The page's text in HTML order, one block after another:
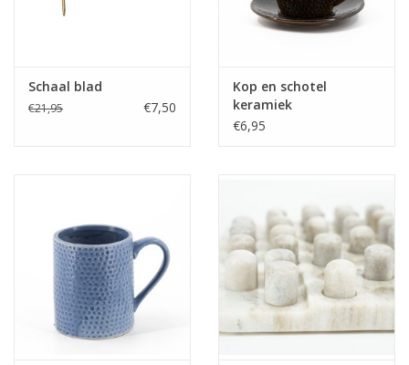
Badkamer
Beelden
Fake plants
Schaal blad
€21,95 €7,50
Kop en schotel
keramiek
€6,95